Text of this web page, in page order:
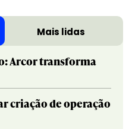
Mais lidas
Arcor transforma
criação de operação